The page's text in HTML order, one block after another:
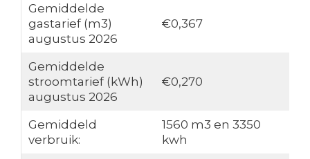
Gemiddelde
gastarief (m3)
augustus 2026
€0,367
Gemiddelde
stroomtarief (kWh)
augustus 2026
€0,270
Gemiddeld
verbruik:
1560 m3 en 3350
kwh